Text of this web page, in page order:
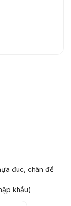
đúc, chân đế
khẩu)